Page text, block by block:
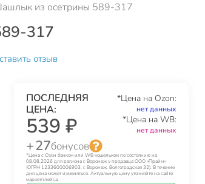
из осетрины 589-317
317
отзыв
ПОСЛЕДНЯЯ
ЦЕНА:
539 ₽
*Цена на Ozon:
нет данных
*Цена на WB:
нет данных
+ 27бонусов
*Цена с Озон банком или WB кошельком по состоянию на
08.08.2026 для региона г. Воронеж у продавца ООО «Прайм»
(ОГРН 1233600006903, г. Воронеж, Волгоградская 32). В течение
дня цена может изменяться. Актуальную цену уточняйте на сайте
маркетплейса.